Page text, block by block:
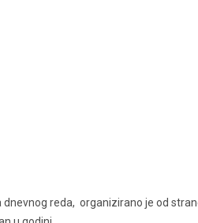
dnevnog reda, organizirano je od